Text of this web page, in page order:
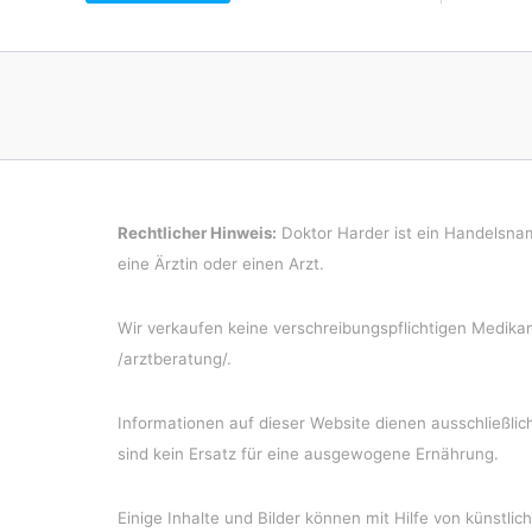
t
s
Rechtlicher Hinweis: Doktor Harder ist ein
eine Ärztin oder einen Arzt.
Wir verkaufen keine verschreibungspflichtigen
/arztberatung/.
Informationen auf dieser Website dienen
sind kein Ersatz für eine ausgewogene Ernährung.
Einige Inhalte und Bilder können mit Hilfe von